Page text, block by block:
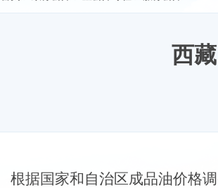
西
根据国家和自治区成品油价格